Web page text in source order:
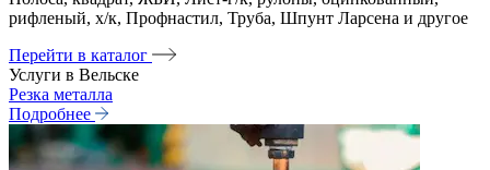
рифленый, х/к, Профнастил, Труба, Шпунт Ларсена и другое
Перейти в каталог
Услуги в Вельске
Резка металла
Подробнее